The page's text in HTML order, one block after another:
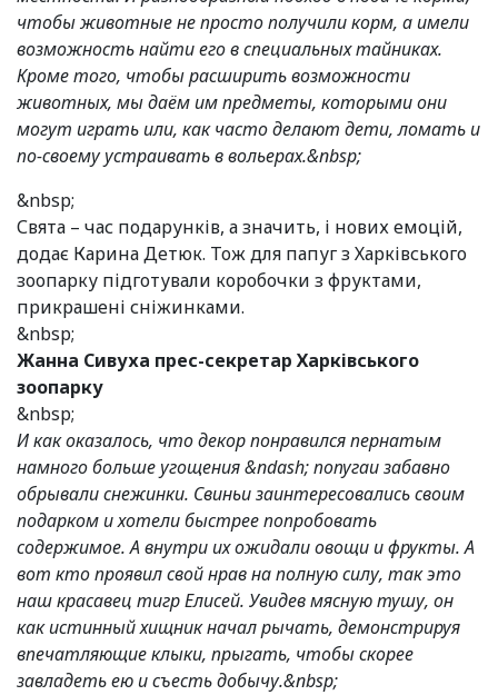
чтобы животные не просто получили корм, а имели
возможность найти его в специальных тайниках.
Кроме того, чтобы расширить возможности
животных, мы даём им предметы, которыми они
могут играть или, как часто делают дети, ломать и
по-своему устраивать в вольерах.&nbsp;
&nbsp;
Свята – час подарунків, а значить, і нових емоцій,
додає Карина Детюк. Тож для папуг з Харківського
зоопарку підготували коробочки з фруктами,
прикрашені сніжинками.
&nbsp;
Жанна Сивуха прес-секретар Харківського
зоопарку
&nbsp;
И как оказалось, что декор понравился пернатым
намного больше угощения &ndash; попугаи забавно
обрывали снежинки. Свиньи заинтересовались своим
подарком и хотели быстрее попробовать
содержимое. А внутри их ожидали овощи и фрукты. А
вот кто проявил свой нрав на полную силу, так это
наш красавец тигр Елисей. Увидев мясную тушу, он
как истинный хищник начал рычать, демонстрируя
впечатляющие клыки, прыгать, чтобы скорее
завладеть ею и съесть добычу.&nbsp;